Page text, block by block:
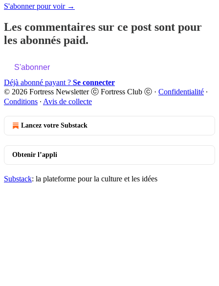
S'abonner pour voir →
Les commentaires sur ce post sont pour
les abonnés paid.
S'abonner
Déjà abonné payant ? Se connecter
© 2026 Fortress Newsletter ⓒ Fortress Club ⓒ · Confidentialité ∙
Conditions ∙ Avis de collecte
Lancez votre Substack
Obtenir l’appli
Substack: la plateforme pour la culture et les idées